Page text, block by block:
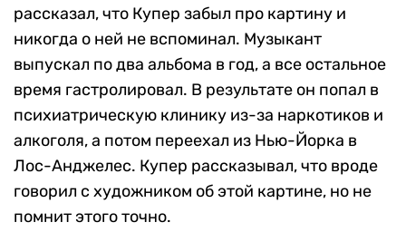
рассказал, что Купер забыл про картину и
никогда о ней не вспоминал. Музыкант
выпускал по два альбома в год, а все остальное
время гастролировал. В результате он попал в
психиатрическую клинику из-за наркотиков и
алкоголя, а потом переехал из Нью-Йорка в
Лос-Анджелес. Купер рассказывал, что вроде
говорил с художником об этой картине, но не
помнит этого точно.